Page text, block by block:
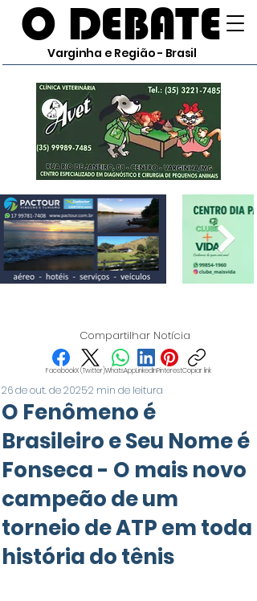
O DEBATE
Varginha e Região - Brasil
Compartilhar Notícia
FacebookX (Twitter)WhatsAppLinkedInPinterestCopiar link
O Fenômeno é
Brasileiro e Seu Nome é
Fonseca - O mais novo
campeão de um
torneio de ATP em toda
história do tênis
26 de out. de 20252 min de leitura